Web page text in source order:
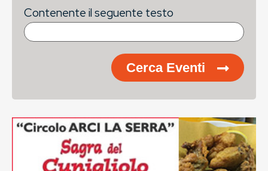
Contenente il seguente testo
Cerca Eventi